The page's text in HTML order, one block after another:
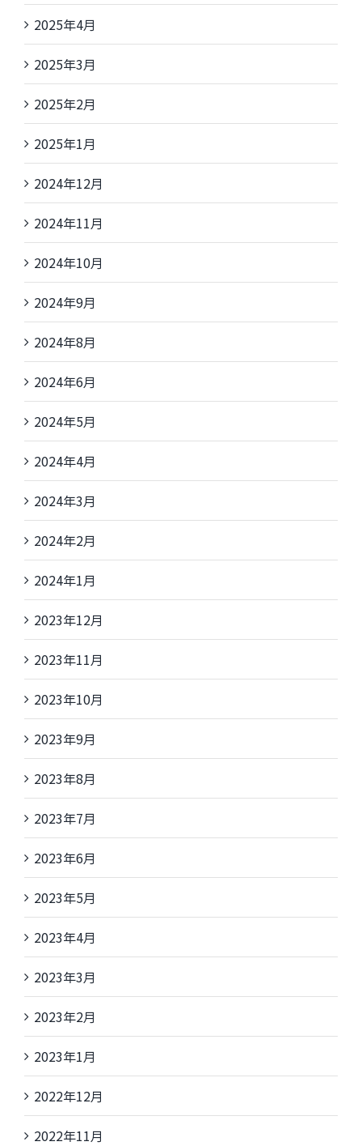
2025年4月
2025年3月
2025年2月
2025年1月
2024年12月
2024年11月
2024年10月
2024年9月
2024年8月
2024年6月
2024年5月
2024年4月
2024年3月
2024年2月
2024年1月
2023年12月
2023年11月
2023年10月
2023年9月
2023年8月
2023年7月
2023年6月
2023年5月
2023年4月
2023年3月
2023年2月
2023年1月
2022年12月
2022年11月